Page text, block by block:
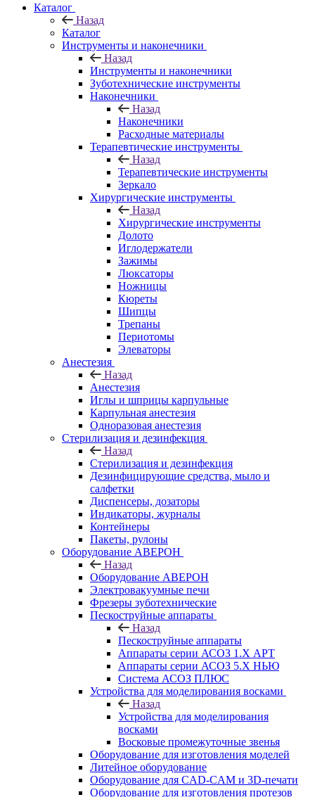
Каталог
Назад
Каталог
Инструменты и наконечники
Назад
Инструменты и наконечники
Зуботехнические инструменты
Наконечники
Назад
Наконечники
Расходные материалы
Терапевтические инструменты
Назад
Терапевтические инструменты
Зеркало
Хирургические инструменты
Назад
Хирургические инструменты
Долото
Иглодержатели
Зажимы
Люксаторы
Ножницы
Кюреты
Шипцы
Трепаны
Периотомы
Элеваторы
Анестезия
Назад
Анестезия
Иглы и шприцы карпульные
Карпульная анестезия
Одноразовая анестезия
Стерилизация и дезинфекция
Назад
Стерилизация и дезинфекция
Дезинфицирующие средства, мыло и
салфетки
Диспенсеры, дозаторы
Индикаторы, журналы
Контейнеры
Пакеты, рулоны
Оборудование АВЕРОН
Назад
Оборудование АВЕРОН
Электровакуумные печи
Фрезеры зуботехнические
Пескоструйные аппараты
Назад
Пескоструйные аппараты
Аппараты серии АСОЗ 1.Х АРТ
Аппараты серии АСОЗ 5.Х НЬЮ
Система АСОЗ ПЛЮС
Устройства для моделирования восками
Назад
Устройства для моделирования
восками
Восковые промежуточные звенья
Оборудование для изготовления моделей
Литейное оборудование
Оборудование для CAD-CAM и 3D-печати
Оборудование для изготовления протезов